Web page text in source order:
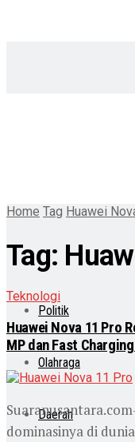
Politik
Olahraga
Daerah
Home Tag Huawei
Tag:
Teknologi
Huawei Nova 11 Pro
MP dan Fast
dominasinya di